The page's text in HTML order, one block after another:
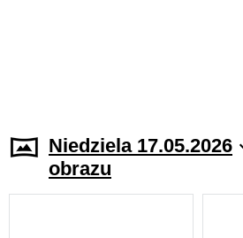
Niedziela 17.05.2026
obrazu